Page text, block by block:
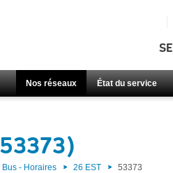
Nos réseaux État du service
Bus - Horaires 26 EST 53373